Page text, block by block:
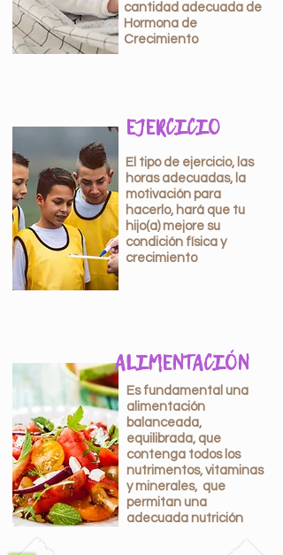
ALIMENTACIÓN
Es fundamental una
alimentación
balanceada,
equilibrada, que
contenga todos los
nutrimentos, vitaminas
y minerales, que
permitan una
adecuada nutrición
EJERCICIO
El tipo de ejercicio, las
horas adecuadas, la
motivación para
hacerlo, hará que tu
hijo(a) mejore su
condición física y
crecimiento
cantidad adecuada de
Hormona de
Crecimiento